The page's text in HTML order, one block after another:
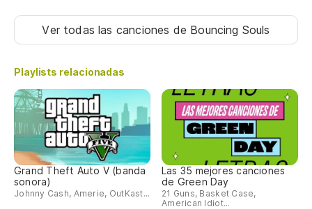
Ver todas las canciones de Bouncing Souls
Playlists relacionadas
Grand Theft Auto V (banda
sonora)
Johnny Cash, Amerie, OutKast...
Las 35 mejores canciones
de Green Day
21 Guns, Basket Case,
American Idiot...